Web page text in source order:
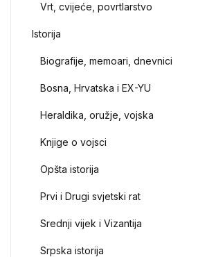
Vrt, cvijeće, povrtlarstvo
Istorija
Biografije, memoari, dnevnici
Bosna, Hrvatska i EX-YU
Heraldika, oružje, vojska
Knjige o vojsci
Opšta istorija
Prvi i Drugi svjetski rat
Srednji vijek i Vizantija
Srpska istorija